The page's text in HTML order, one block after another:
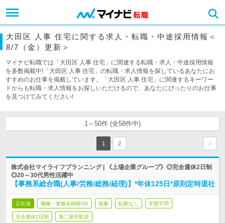
大田区 人事 住宅に関する求人・転職・中途採用情報＜
8/7（金）更新＞
マイナビ転職では「大田区 人事 住宅」に関連する転職・求人・中途採用情報
を多数掲載中!「大田区 人事 住宅」の転職・求人情報を探しているあなたにお
すすめのお仕事を掲載しています。「大田区 人事 住宅」に関連するキーワー
ドからも転職・求人情報をお探しいただけるので、あなたにぴったりのお仕事
を見つけてみてください!
1～50件 (全58件中)
1 2
株式会社マイライフプランニング | 《上場企業グループ》◎完全週休2日制
◎20～30代男性活躍中
【事務系総合職(人事/労務/総務/経理)】*年休125日*原則定時退社
正社員 職種・業種未経験OK 急募 転勤なし 学歴不問
完全週休2日制 第二新卒歓迎